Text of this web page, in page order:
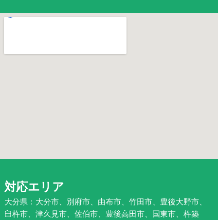
対応エリア
大分県：大分市、別府市、由布市、竹田市、豊後大野市、
臼杵市、津久見市、佐伯市、豊後高田市、国東市、杵築